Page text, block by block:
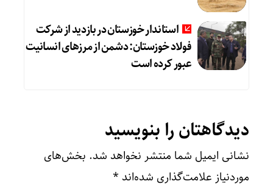
استاندار خوزستان در بازدید از شرکت
فولاد خوزستان: دشمن از مرزهای انسانیت
عبور کرده است
دیدگاهتان را بنویسید
نشانی ایمیل شما منتشر نخواهد شد. بخش‌های
موردنیاز علامت‌گذاری شده‌اند *